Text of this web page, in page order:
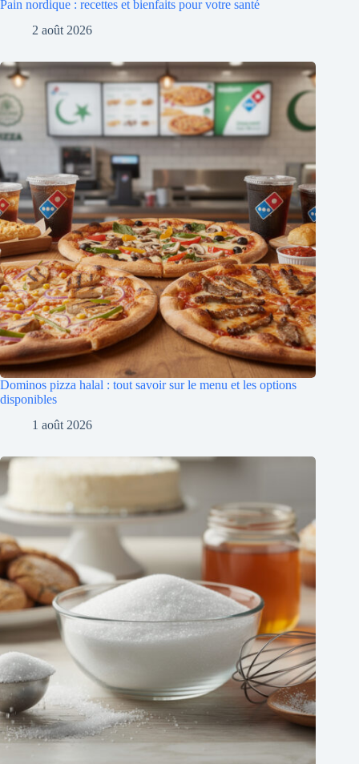
Pain nordique : recettes et bienfaits pour votre santé
2 août 2026
Dominos pizza halal : tout savoir sur le menu et les options
disponibles
1 août 2026